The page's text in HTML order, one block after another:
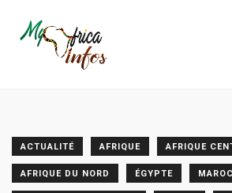
ACTUALITÉ AFRIQUE AFRIQUE
AFRIQUE DU NORD ÉGYPTE MAROC